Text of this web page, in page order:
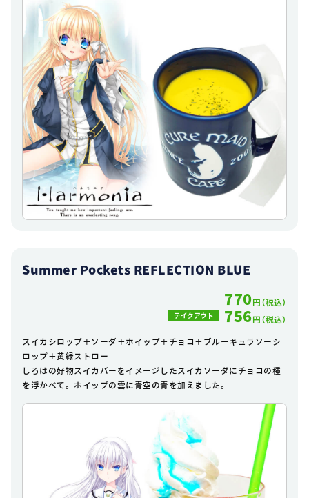
Summer Pockets REFLECTION BLUE
770円（税込）
テイクアウト 756円（税込）
スイカシロップ＋ソーダ＋ホイップ＋チョコ＋ブルーキュラソーシ
ロップ＋黄緑ストロー
しろはの好物スイカバーをイメージしたスイカソーダにチョコの種
を浮かべて。ホイップの雲に青空の青を加えました。